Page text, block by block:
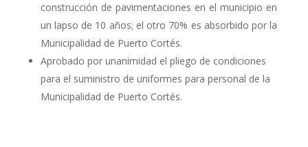
construcción de pavimentaciones en el municipio en
un lapso de 10 años; el otro 70% es absorbido por la
Municipalidad de Puerto Cortés.
Aprobado por unanimidad el pliego de condiciones
para el suministro de uniformes para personal de la
Municipalidad de Puerto Cortés.